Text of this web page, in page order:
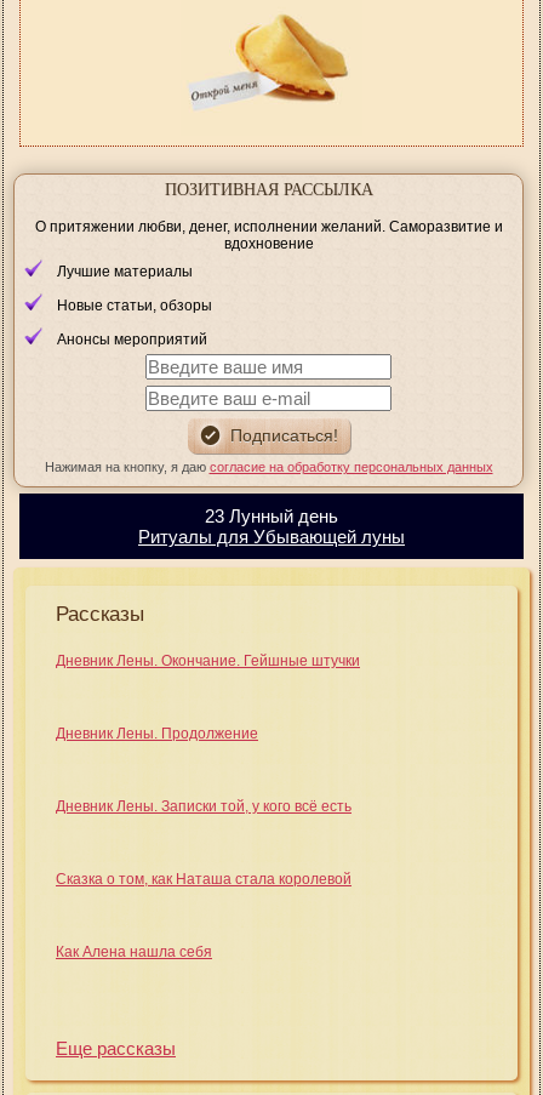
ПОЗИТИВНАЯ РАССЫЛКА
О притяжении любви, денег, исполнении желаний. Саморазвитие и
вдохновение
Лучшие материалы
Новые статьи, обзоры
Анонсы мероприятий
Нажимая на кнопку, я даю согласие на обработку персональных данных
23 Лунный день
Ритуалы для Убывающей луны
Рассказы
Дневник Лены. Окончание. Гейшные штучки
Дневник Лены. Продолжение
Дневник Лены. Записки той, у кого всё есть
Сказка о том, как Наташа стала королевой
Как Алена нашла себя
Еще рассказы